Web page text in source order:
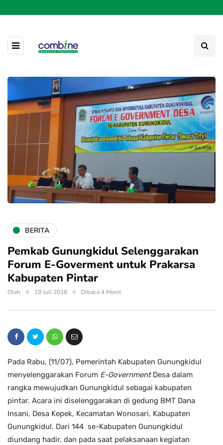
BERITA
Pemkab Gunungkidul Selenggarakan
Forum E-Goverment untuk Prakarsa
Kabupaten Pintar
Oleh 19 Juli 2018 Dibaca 4 Menit
Pada Rabu, (11/07), Pemerintah Kabupaten Gunungkidul
menyelenggarakan Forum E-GovernmentDesa dalam
rangka mewujudkan Gunungkidul sebagai kabupaten
pintar. Acara ini diselenggarakan di gedung BMT Dana
Insani, Desa Kepek, Kecamatan Wonosari, Kabupaten
Gunungkidul. Dari 144 se-Kabupaten Gunungkidul
diundang hadir, dan pada saat pelaksanaan kegiatan